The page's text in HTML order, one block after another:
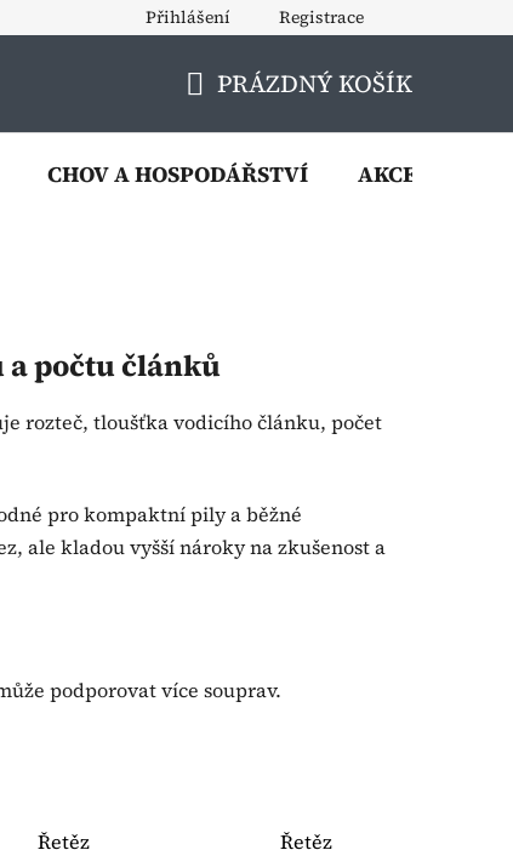
Přihlášení Registrace
KOŠÍK
PRÁZDNÝ KOŠÍK
CHOV A HOSPODÁŘSTVÍ AKCE
a počtu článků
rozteč, tloušťka vodicího článku, počet
pro kompaktní pily a běžné
ale kladou vyšší nároky na zkušenost a
podporovat více souprav.
Řetěz
Řetěz